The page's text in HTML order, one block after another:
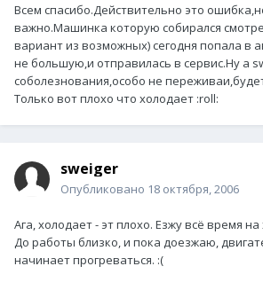
Всем спасибо.Действительно это
важно.Машинка которую собирался
вариант из возможных) сегодня попала в
не большую,и отправилась в сервис.Ну а
соболезнования,особо не
Только вот плохо что холодает :roll:
sweiger
Опубликовано 18 октября, 2006
Ага, холодает - эт плохо. Езжу всё время
До работы близко, и пока доезжаю,
начинает прогреваться. :(